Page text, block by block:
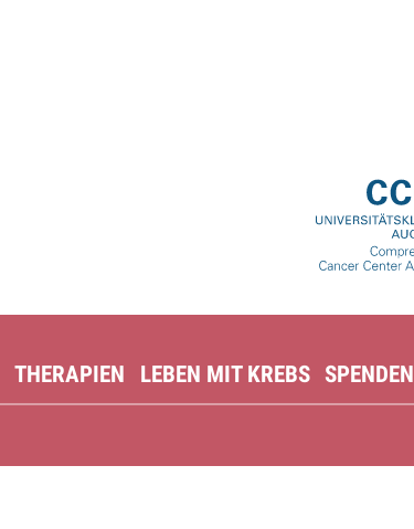
THERAPIEN LEBEN MIT KREBS SPENDEN